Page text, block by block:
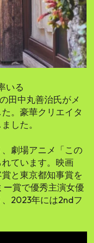
いる
田中丸善治氏がメ
。豪華クリエイタ
した。
劇場アニメ「この
ています。映画
と東京都知事賞を
賞で優秀主演女優
2023年には2ndフ